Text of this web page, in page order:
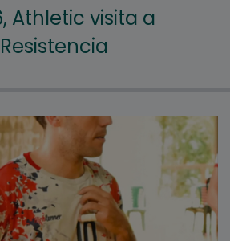
Athletic visita a